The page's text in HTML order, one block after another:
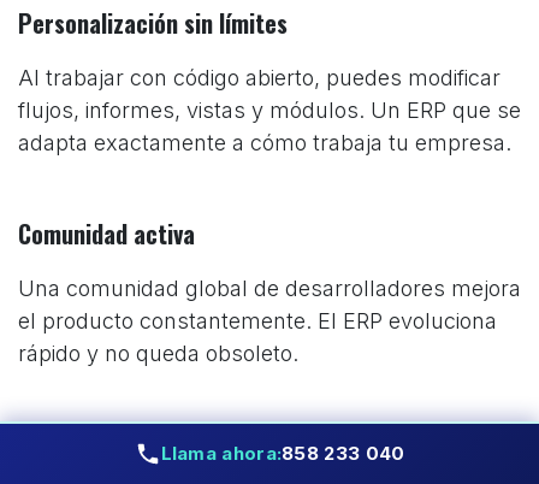
Llama ahora:858 233 040
Personalización sin límites
Al trabajar con código abierto, puedes modificar
flujos, informes, vistas y módulos. Un ERP que se
adapta exactamente a cómo trabaja tu empresa.
Comunidad activa
Una comunidad global de desarrolladores mejora
el producto constantemente. El ERP evoluciona
rápido y no queda obsoleto.
Escalabilidad real